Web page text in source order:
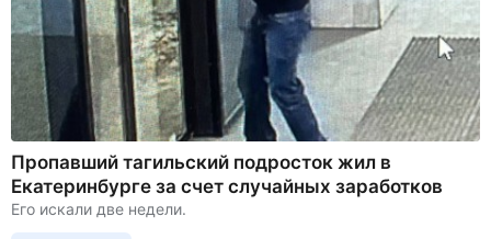
Пропавший тагильский подросток жил в
Екатеринбурге за счет случайных заработков
Его искали две недели.